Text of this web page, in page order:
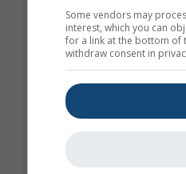
Some vendors may
interest, which you can
for a link at the bottom of
withdraw consent in